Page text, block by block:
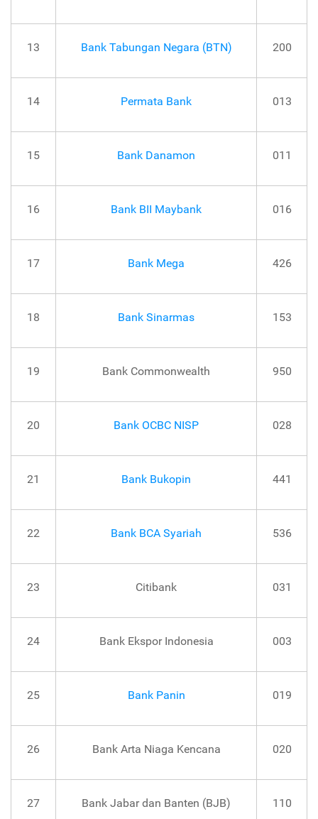
13 Bank Tabungan Negara (BTN) 200
14 Permata Bank 013
15 Bank Danamon 011
16 Bank BII Maybank 016
17 Bank Mega 426
18 Bank Sinarmas 153
19 Bank Commonwealth 950
20 Bank OCBC NISP 028
21 Bank Bukopin 441
22 Bank BCA Syariah 536
23 Citibank 031
24 Bank Ekspor Indonesia 003
25 Bank Panin 019
26 Bank Arta Niaga Kencana 020
27 Bank Jabar dan Banten (BJB) 110